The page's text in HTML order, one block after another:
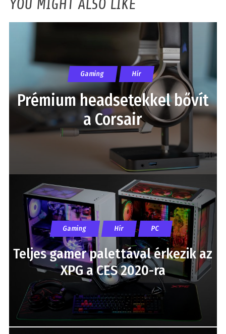
YOU MIGHT ALSO LIKE
Gaming Hír
Prémium headsetekkel bővít
a Corsair
Gaming Hír PC
Teljes gamer palettával érkezik az
XPG a CES 2020-ra